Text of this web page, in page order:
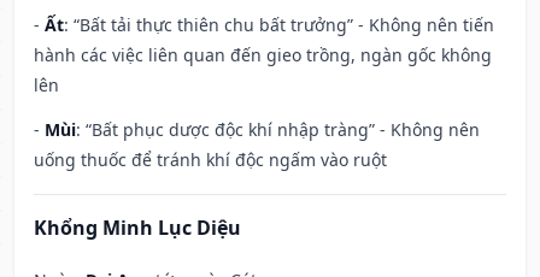
- Ất: “Bất tải thực thiên chu bất trưởng” - Không nên tiến
hành các việc liên quan đến gieo trồng, ngàn gốc không
lên
- Mùi: “Bất phục dược độc khí nhập tràng” - Không nên
uống thuốc để tránh khí độc ngấm vào ruột
Khổng Minh Lục Diệu